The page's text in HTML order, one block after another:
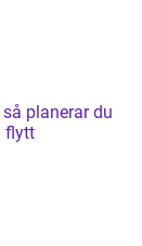
flytt